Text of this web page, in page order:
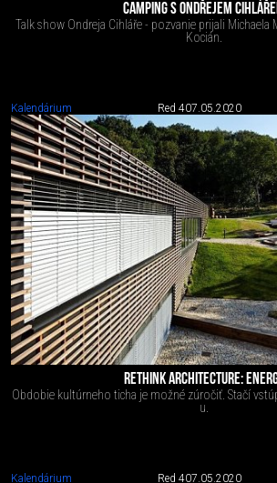
CAMPING S ONDŘEJEM
Talk show Ondreja Cihláře - pozvanie prijali Michaela
Kocián.
Kalendárium Red 407.05.2020
RETHINK ARCHITECTURE:
Obdobie kultúrneho ticha je možné zúročiť. Stačí
u.
Kalendárium Red 407.05.2020